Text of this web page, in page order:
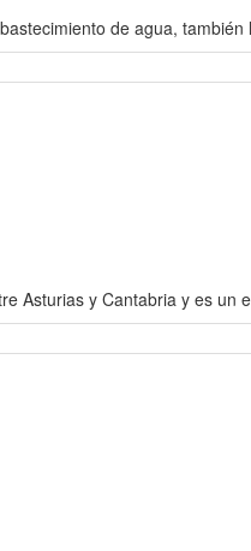
de agua,
Asturias y Cantabria y es un